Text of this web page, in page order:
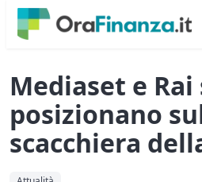
Mediaset e Rai
posizionano
scacchiera